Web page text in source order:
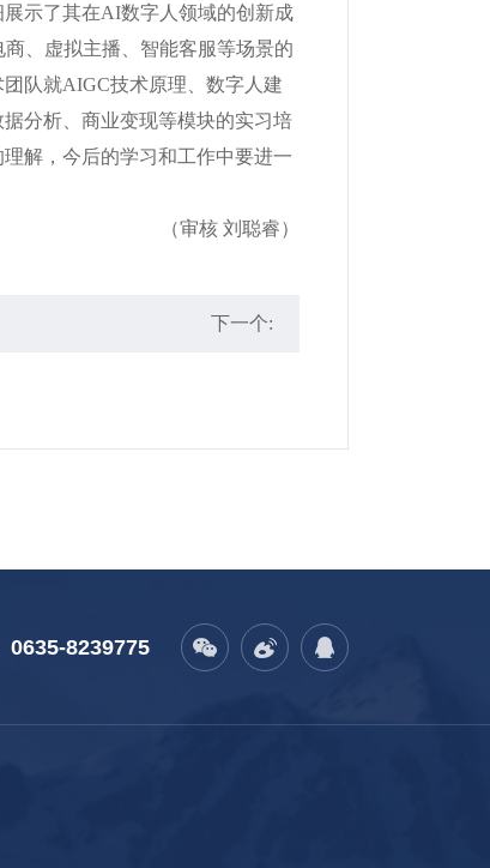
示了其在AI数字人领域的创新成
、虚拟主播、智能客服等场景的
队就AIGC技术原理、数字人建
分析、商业变现等模块的实习培
解，今后的学习和工作中要进一
（审核 刘聪睿）
下一个:
0635-8239775